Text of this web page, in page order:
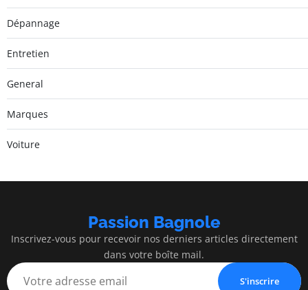
Dépannage
Entretien
General
Marques
Voiture
Passion Bagnole
Inscrivez-vous pour recevoir nos derniers articles directement
dans votre boîte mail.
S'inscrire